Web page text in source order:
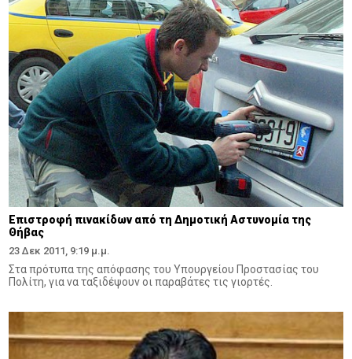
Επιστροφή πινακίδων από τη Δημοτική Αστυνομία της
Θήβας
23 Δεκ 2011, 9:19 μ.μ.
Στα πρότυπα της απόφασης του Υπουργείου Προστασίας του
Πολίτη, για να ταξιδέψουν οι παραβάτες τις γιορτές.